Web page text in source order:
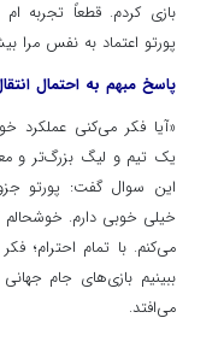
بازی کردم. قطعاً تجربه
پورتو اعتماد به نفس مرا
پاسخ مبهم به احتمال
«آیا فکر می‌کنی عملکرد
یک تیم و لیگ بزرگ‌تر و
این سوال گفت: پورتو
خیلی خوبی دارم.
می‌کنم. با تمام احترام؛
ببینیم بازی‌های جام
می‌افتد.